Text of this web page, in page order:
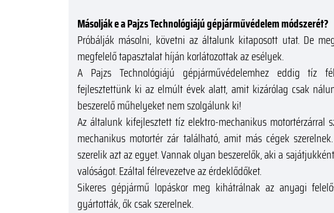
Másolják e a Pajzs Technológiájú gépjárművédelem módszerét?
Próbálják másolni, követni az általunk kitaposott utat. De
megfelelő tapasztalat híján korlátozottak az esélyek.
A Pajzs Technológiájú gépjárművédelemhez eddig tíz
fejlesztettünk ki az elmúlt évek alatt, amit kizárólag csak
beszerelő műhelyeket nem szolgálunk ki!
Az általunk kifejlesztett tíz elektro-mechanikus motortérzárral
mechanikus motortér zár található, amit más cégek
szerelik azt az egyet. Vannak olyan beszerelők, aki a
valóságot. Ezáltal félrevezetve az érdeklődőket.
Sikeres gépjármű lopáskor meg kihátrálnak az anyagi
gyártották, ők csak szerelnek.